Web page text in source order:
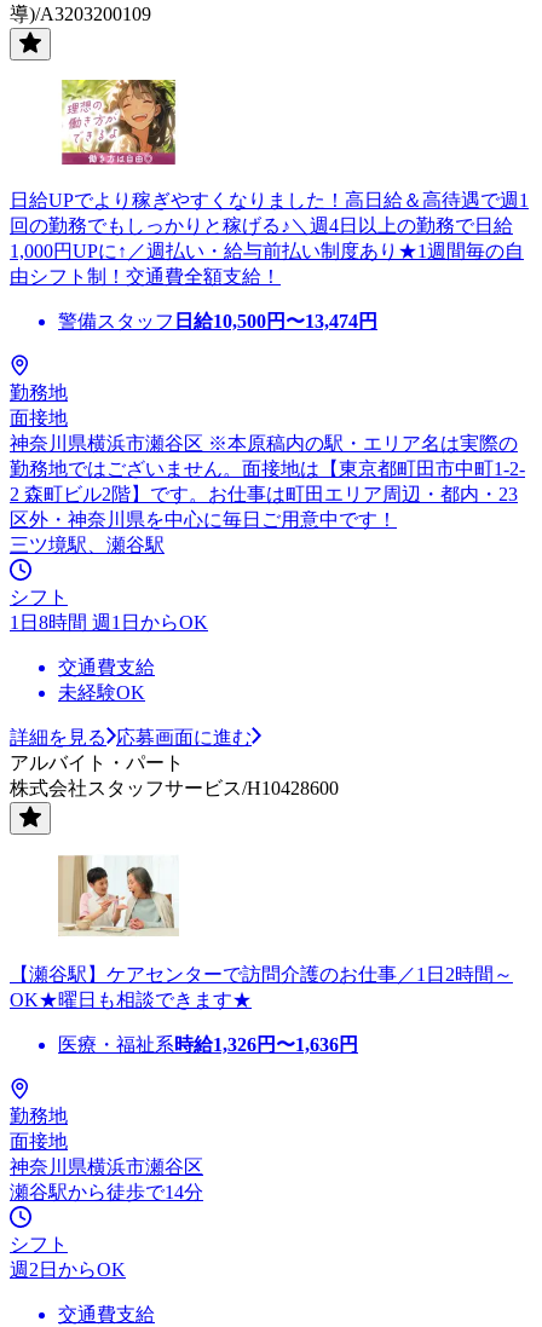
導)/A3203200109
日給UPでより稼ぎやすくなりました！高日給＆高待遇で週1
回の勤務でもしっかりと稼げる♪＼週4日以上の勤務で日給
1,000円UPに↑／週払い・給与前払い制度あり★1週間毎の自
由シフト制！交通費全額支給！
警備スタッフ 日給10,500円〜13,474円
勤務地
面接地
神奈川県横浜市瀬谷区 ※本原稿内の駅・エリア名は実際の
勤務地ではございません。面接地は【東京都町田市中町1-2-
2 森町ビル2階】です。お仕事は町田エリア周辺・都内・23
区外・神奈川県を中心に毎日ご用意中です！
三ツ境駅、瀬谷駅
シフト
1日8時間 週1日からOK
交通費支給
未経験OK
詳細を見る
応募画面に進む
アルバイト・パート
株式会社スタッフサービス/H10428600
【瀬谷駅】ケアセンターで訪問介護のお仕事／1日2時間～
OK★曜日も相談できます★
医療・福祉系時給1,326円〜1,636円
勤務地
面接地
神奈川県横浜市瀬谷区
瀬谷駅から徒歩で14分
シフト
週2日からOK
交通費支給